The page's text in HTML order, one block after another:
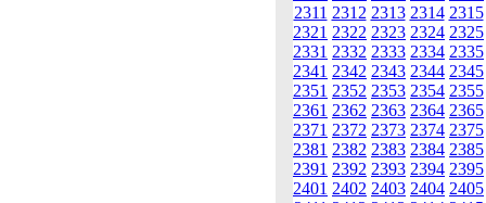
2311 2312 2313 2314 2315
2321 2322 2323 2324 2325
2331 2332 2333 2334 2335
2341 2342 2343 2344 2345
2351 2352 2353 2354 2355
2361 2362 2363 2364 2365
2371 2372 2373 2374 2375
2381 2382 2383 2384 2385
2391 2392 2393 2394 2395
2401 2402 2403 2404 2405